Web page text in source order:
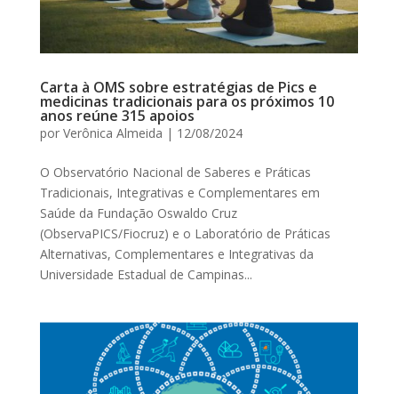
Carta à OMS sobre estratégias de Pics e
medicinas tradicionais para os próximos 10
anos reúne 315 apoios
por Verônica Almeida | 12/08/2024
O Observatório Nacional de Saberes e Práticas
Tradicionais, Integrativas e Complementares em
Saúde da Fundação Oswaldo Cruz
(ObservaPICS/Fiocruz) e o Laboratório de Práticas
Alternativas, Complementares e Integrativas da
Universidade Estadual de Campinas...